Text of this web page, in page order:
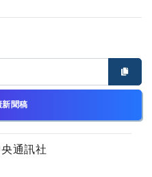
新聞稿
通訊社